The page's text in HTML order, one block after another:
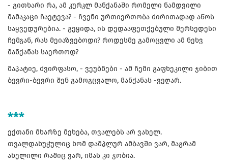
- გითხარი რა, ამ კურკლ მანქანაში რომელი ნამდვილი
მამაკაცი ჩაეტევა? - ჩვენი ურთიერთობა ძირითადად აწოს
საყვედურებია. - გეყიდა, ის დედააფეთქებული მერსედესი
ჩემგან, რას მეიაზვებოდი? როდესმე გამოცვლი ამ ნეხვ
მანქანას საერთოდ?
მაპატიე, ძვირფასო, - ვეუბნები - ამ ჩემი გაფხეკილი ჯიბით
ბევრი-ბევრი შენ გამოგცვალო, მანქანას -ვეღარ.
***
ექთანი მხარზე მეხება, თვალებს არ ვახელ.
თვალდახუჭულიც ხომ დამპლურ ამბავში ვარ, მაგრამ
ახელილი რაშიც ვარ, იმას კი ჯობია.